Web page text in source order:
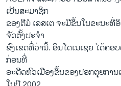
ເປັນສະມາຊິກ
ຂອງ​ຕີ​ມໍ ​ເລ​ສ​ເຕ ຈະ​ມີ​ຂຶ້ນໃນຂະນະທີ່
ຈັດ​ຕັ້ງປະ​ຈໍາ
ຂົງ​ເຂດ​ທີ່​ວ່າ​ນີ້. ອິນໂດເນເຊຍ ໄດ້ຄອ
ກ່ອນທີ່
ອະດີດ​ຫົວເມືອງຂຶ້ນຂອງປອກຕຸຍກາ